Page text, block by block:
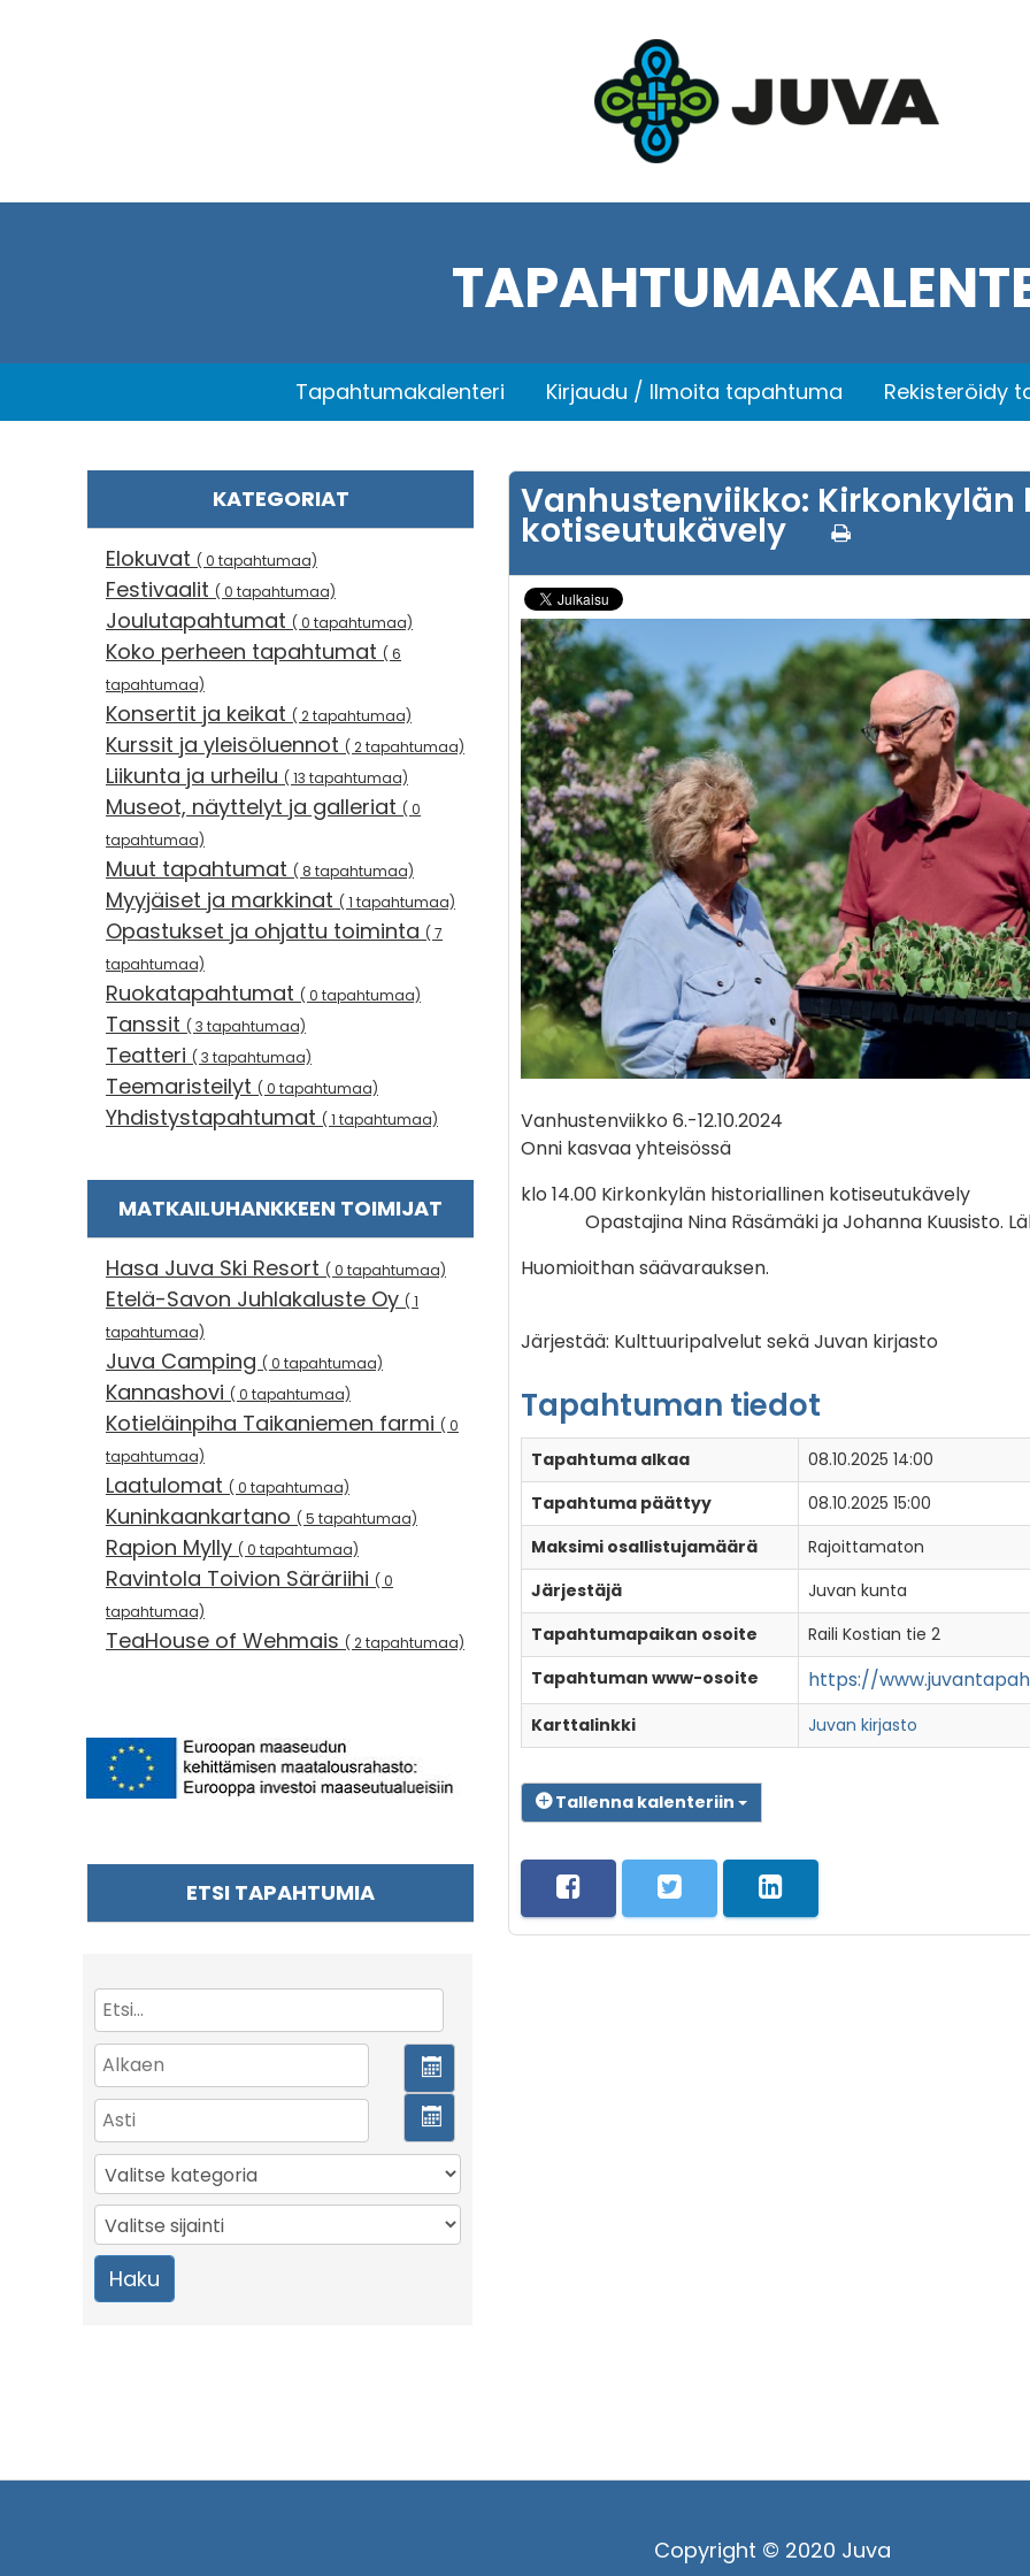
Tapahtumakalenteri Kirjaudu / Ilmoita tapahtuma Rekisteröidy
KATEGORIAT
Elokuvat ( 0 tapahtumaa)
Festivaalit ( 0 tapahtumaa)
Joulutapahtumat ( 0 tapahtumaa)
Koko perheen tapahtumat ( 6
tapahtumaa)
Konsertit ja keikat ( 2 tapahtumaa)
Kurssit ja yleisöluennot ( 2 tapahtumaa)
Liikunta ja urheilu ( 13 tapahtumaa)
Museot, näyttelyt ja galleriat ( 0
tapahtumaa)
Muut tapahtumat ( 8 tapahtumaa)
Myyjäiset ja markkinat ( 1 tapahtumaa)
Opastukset ja ohjattu toiminta ( 7
tapahtumaa)
Ruokatapahtumat ( 0 tapahtumaa)
Tanssit ( 3 tapahtumaa)
Teatteri ( 3 tapahtumaa)
Teemaristeilyt ( 0 tapahtumaa)
Yhdistystapahtumat ( 1 tapahtumaa)
MATKAILUHANKKEEN TOIMIJAT
Hasa Juva Ski Resort ( 0 tapahtumaa)
Etelä-Savon Juhlakaluste Oy ( 1
tapahtumaa)
Juva Camping ( 0 tapahtumaa)
Kannashovi ( 0 tapahtumaa)
Kotieläinpiha Taikaniemen farmi ( 0
tapahtumaa)
Laatulomat ( 0 tapahtumaa)
Kuninkaankartano ( 5 tapahtumaa)
Rapion Mylly ( 0 tapahtumaa)
Ravintola Toivion Säräriihi ( 0
tapahtumaa)
TeaHouse of Wehmais ( 2 tapahtumaa)
ETSI TAPAHTUMIA
Vanhustenviikko: Kirkonkylän
kotiseutukävely
Vanhustenviikko 6.-12.10.2024
Onni kasvaa yhteisössä
klo 14.00 Kirkonkylän historiallinen kotiseutukävely
Opastajina Nina Räsämäki ja Johanna Kuusisto.
Huomioithan säävarauksen.
Järjestää: Kulttuuripalvelut sekä Juvan kirjasto
Tapahtuman tiedot
Tapahtuma alkaa
08.10.2025 14:00
Tapahtuma päättyy
08.10.2025 15:00
Maksimi osallistujamäärä
Rajoittamaton
Järjestäjä
Juvan kunta
Tapahtumapaikan osoite
Raili Kostian tie 2
Tapahtuman www-osoite
https://
Karttalinkki Juvan kirjasto
Tallenna kalenteriin
Copyright © 2020 Juva